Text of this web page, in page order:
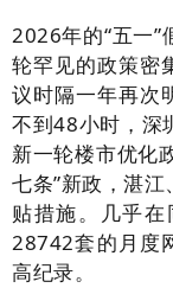
2026年的“五一”
轮罕见的政策密
议时隔一年再次
不到48小时，深
新一轮楼市优化
七条”新政，湛
贴措施。几乎
28742套的月度
高纪录。